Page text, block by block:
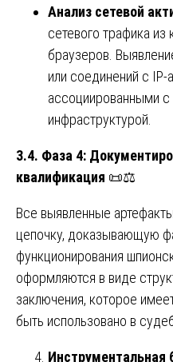
Анализ сетевой
сетевого трафика
браузеров.
или соединений с IP-
ассоциированными с
инфраструктурой.
3.4. Фаза 4:
квалификация 📜⚖️
Все выявленные
цепочку, доказывающую
функционирования
оформляются в виде
заключения, которое
быть использовано в
Инструментальная